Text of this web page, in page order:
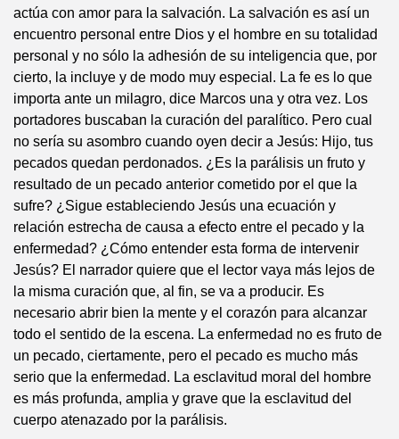
actúa con amor para la salvación. La salvación es así un
encuentro personal entre Dios y el hombre en su totalidad
personal y no sólo la adhesión de su inteligencia que, por
cierto, la incluye y de modo muy especial. La fe es lo que
importa ante un milagro, dice Marcos una y otra vez. Los
portadores buscaban la curación del paralítico. Pero cual
no sería su asombro cuando oyen decir a Jesús: Hijo, tus
pecados quedan perdonados. ¿Es la parálisis un fruto y
resultado de un pecado anterior cometido por el que la
sufre? ¿Sigue estableciendo Jesús una ecuación y
relación estrecha de causa a efecto entre el pecado y la
enfermedad? ¿Cómo entender esta forma de intervenir
Jesús? El narrador quiere que el lector vaya más lejos de
la misma curación que, al fin, se va a producir. Es
necesario abrir bien la mente y el corazón para alcanzar
todo el sentido de la escena. La enfermedad no es fruto de
un pecado, ciertamente, pero el pecado es mucho más
serio que la enfermedad. La esclavitud moral del hombre
es más profunda, amplia y grave que la esclavitud del
cuerpo atenazado por la parálisis.